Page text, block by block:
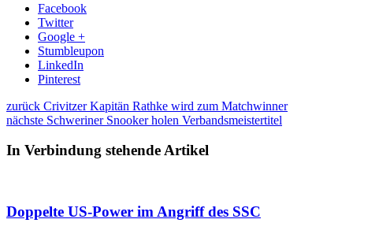
Facebook
Twitter
Google +
Stumbleupon
LinkedIn
Pinterest
zurück Crivitzer Kapitän Rathke wird zum Matchwinner
nächste Schweriner Snooker holen Verbandsmeistertitel
In Verbindung stehende Artikel
Doppelte US-Power im Angriff des SSC